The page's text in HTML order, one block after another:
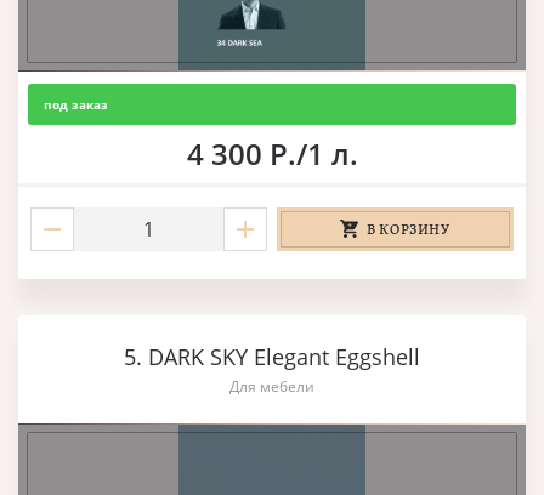
под заказ
4 300 Р./1 л.
В КОРЗИНУ
5. DARK SKY Elegant Eggshell
Для мебели